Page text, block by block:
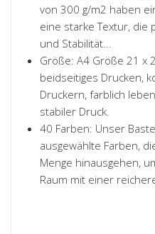
von 300 g/m2 haben
eine starke Textur, die
und Stabilität...
Größe: A4 Größe 21 x
beidseitiges Drucken,
Druckern, farblich
stabiler Druck.
40 Farben: Unser
ausgewählte Farben,
Menge hinausgehen,
Raum mit einer